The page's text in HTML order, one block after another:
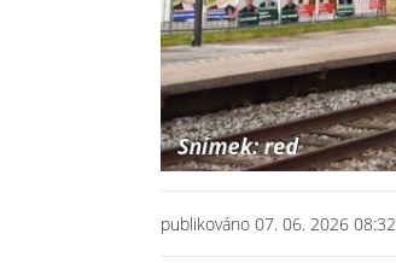
publikováno 07. 06. 2026 08:32